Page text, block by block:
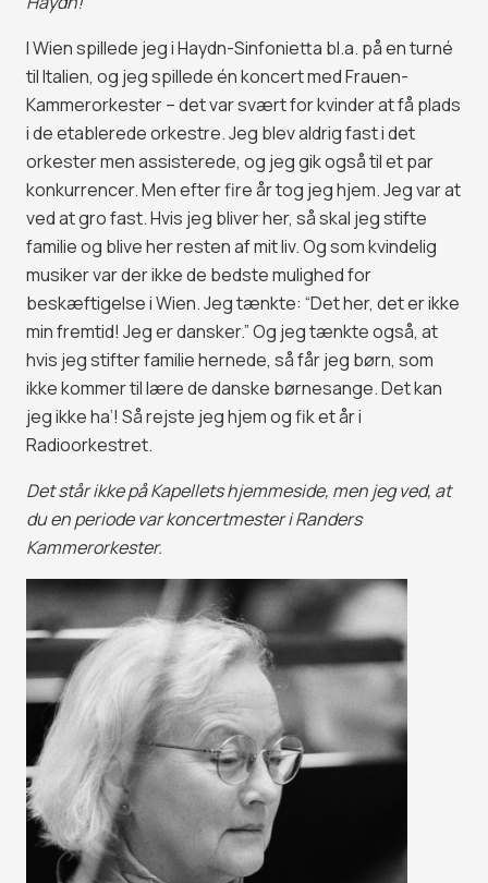
I Wien spillede jeg i Haydn-Sinfonietta bl.a. på en turné
til Italien, og jeg spillede én koncert med Frauen-
Kammerorkester – det var svært for kvinder at få plads
i de etablerede orkestre. Jeg blev aldrig fast i det
orkester men assisterede, og jeg gik også til et par
konkurrencer. Men efter fire år tog jeg hjem. Jeg var at
ved at gro fast. Hvis jeg bliver her, så skal jeg stifte
familie og blive her resten af mit liv. Og som kvindelig
musiker var der ikke de bedste mulighed for
beskæftigelse i Wien. Jeg tænkte: “Det her, det er ikke
min fremtid! Jeg er dansker.” Og jeg tænkte også, at
hvis jeg stifter familie hernede, så får jeg børn, som
ikke kommer til lære de danske børnesange. Det kan
jeg ikke ha’! Så rejste jeg hjem og fik et år i
Radioorkestret.
Det står ikke på Kapellets hjemmeside, men jeg ved, at
du en periode var koncertmester i Randers
Kammerorkester.